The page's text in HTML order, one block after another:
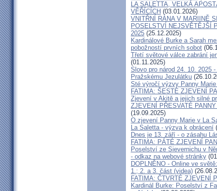
LA SALETTA, VELKÁ
VĚŘÍCÍCH (03.01.2026)
VNITŘNÍ RÁNA V MARIINĚ
POSELSTVÍ NEJSVĚTĚJŠÍ
2025 (25.12.2025)
Kardinálové Burke a Sarah
pobožností prvních sobot
Třetí světové válce zabrání
(01.11.2025)
Slovo pro národ 24. 10. 2025
Pražskému Jezulátku
Sté výročí výzvy Panny
FATIMA: ŠESTÉ ZJEVENÍ
Zjevení v Akitě a jejich silné
ZJEVENÍ PŘESVATÉ
(19.09.2025)
O zjevení Panny Marie v La
La Saletta - výzva k obrácení
Dnes je 13. září - o zásahu
FATIMA: PÁTÉ ZJEVENÍ
Poselství ze Sievernichu v
- odkaz na webové stránky
DOPLNĚNO - Online ve
1.; 2. a 3. část (videa)
FATIMA: ČTVRTÉ ZJEVENÍ
Kardinál Burke: Poselství z